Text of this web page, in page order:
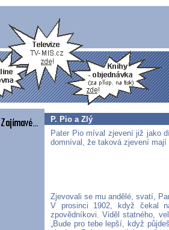
P. Pio a Zlý
Pater Pio míval zjevení již jako
domníval, že taková zjevení mají
Zjevovali se mu andělé, svatí,
V prosinci 1902, když čekal
zpovědníkovi. Viděl statného,
„Bude pro tebe lepší, když